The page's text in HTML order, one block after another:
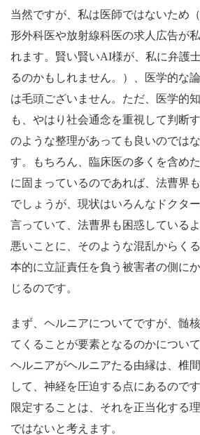
当然ですが、私は医師ではないため
形外科医や放射線科医の求人広告が
れます。賢い賢いAI様が、私に弁護
るのかもしれません。）、医学的な
は毛頭ございません。ただ、医学的
も、やはり社会通念を重視して判断
のような整理があっても良いのでは
す。もちろん、臨床医の多くを含め
に固まっているのであれば、法曹界
でしょうが、現状はいろんなドクタ
言っていて、法曹界も困惑している
悪いことに、そのような混乱からく
本的に立証責任を負う被害者の側に
じるのです。
まず、ヘルニアについてですが、髄
てくることが要素となるのかについ
ヘルニアがヘルニアたる由縁は、椎
して、神経を圧迫する点にあるので
限定することは、それを正当化する
ではないと考えます。